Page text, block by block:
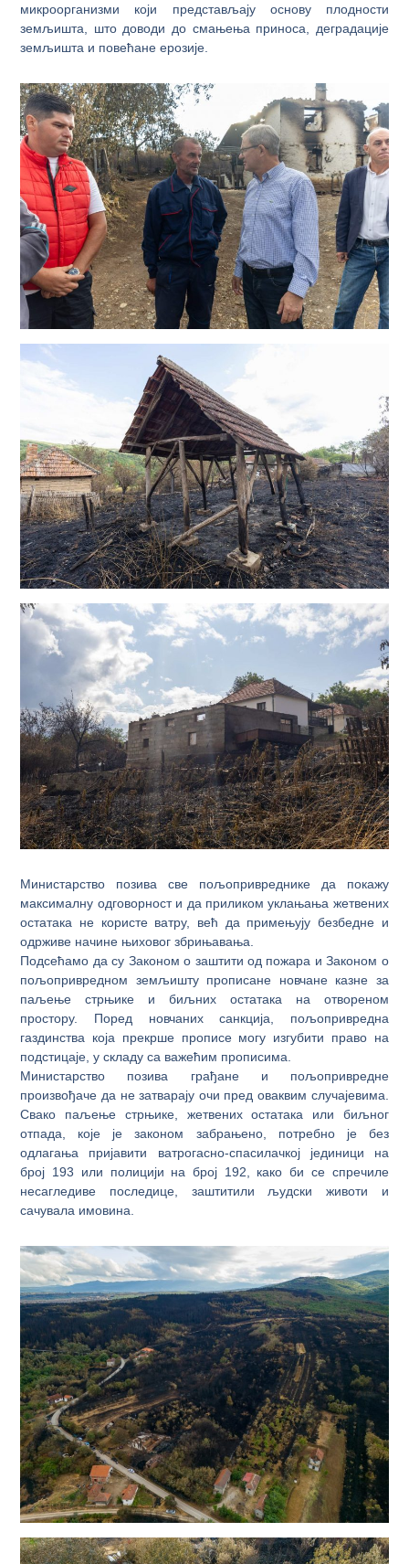
микроорганизми који представљају основу плодности
земљишта, што доводи до смањења приноса, деградације
земљишта и повећане ерозије.
Министарство позива све пољопривреднике да покажу
максималну одговорност и да приликом уклањања жетвених
остатака не користе ватру, већ да примењују безбедне и
одрживе начине њиховог збрињавања.
Подсећамо да су Законом о заштити од пожара и Законом о
пољопривредном земљишту прописане новчане казне за
паљење стрњике и биљних остатака на отвореном
простору. Поред новчаних санкција, пољопривредна
газдинства која прекрше прописе могу изгубити право на
подстицаје, у складу са важећим прописима.
Министарство позива грађане и пољопривредне
произвођаче да не затварају очи пред оваквим случајевима.
Свако паљење стрњике, жетвених остатака или биљног
отпада, које је законом забрањено, потребно је без
одлагања пријавити ватрогасно-спасилачкој јединици на
број 193 или полицији на број 192, како би се спречиле
несагледиве последице, заштитили људски животи и
сачувала имовина.